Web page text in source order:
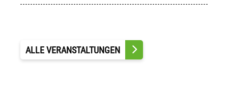
ALLE VERANSTALTUNGEN